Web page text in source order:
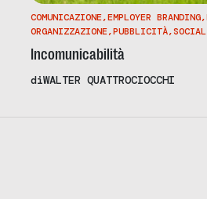
COMUNICAZIONE,EMPLOYER BRANDING,
ORGANIZZAZIONE,PUBBLICITÀ,SOCIAL
Incomunicabilità
diWALTER QUATTROCIOCCHI